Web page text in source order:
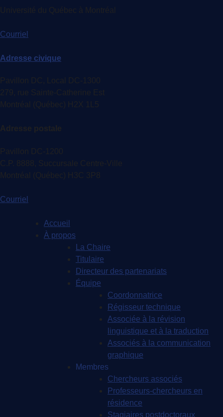
Université du Québec à Montréal
Courriel
Adresse civique
Pavillon DC, Local DC-1300
279, rue Sainte-Catherine Est
Montréal (Québec) H2X 1L5
Adresse postale
Pavillon DC-1200
C.P. 8888, Succursale Centre-Ville
Montréal (Québec) H3C 3P8
Courriel
Accueil
À propos
La Chaire
Titulaire
Directeur des partenariats
Équipe
Coordonnatrice
Régisseur technique
Associée à la révision
linguistique et à la traduction
Associés à la communication
graphique
Membres
Chercheurs associés
Professeurs-chercheurs en
résidence
Stagiaires postdoctoraux